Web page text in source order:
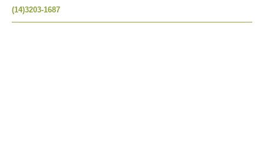
(14)3203-1687